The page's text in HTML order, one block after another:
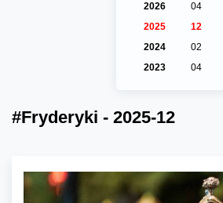
2026
04
2025
12
2024
02
2023
04
#Fryderyki - 2025-12